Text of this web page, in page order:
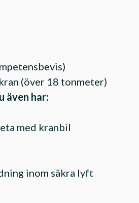
(över 18 tonmeter)
även har:
med kranbil
inom säkra lyft